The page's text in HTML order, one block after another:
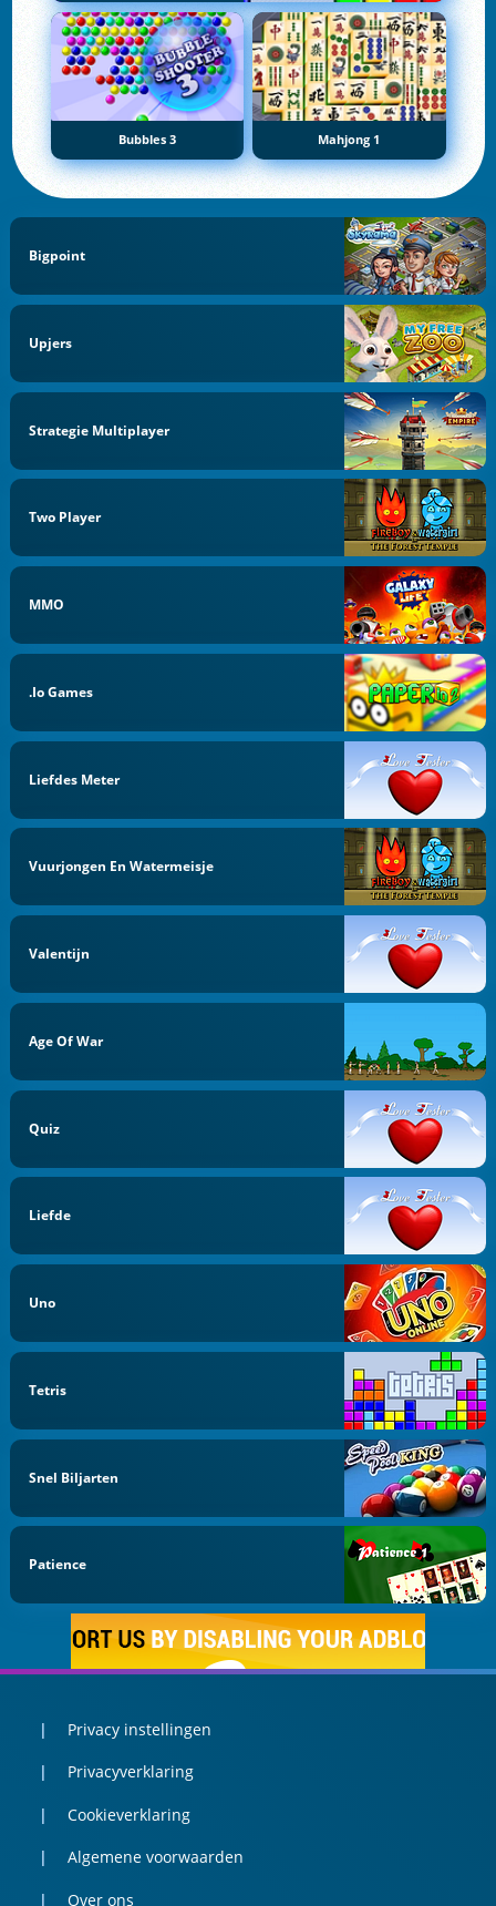
Bubbles 3 Mahjong 1
Bigpoint
Upjers
Strategie Multiplayer
Two Player
MMO
.io Games
Liefdes Meter
Vuurjongen En Watermeisje
Valentijn
Age Of War
Quiz
Liefde
Uno
Tetris
Snel Biljarten
Patience
Privacy instellingen
Privacyverklaring
Cookieverklaring
Algemene voorwaarden
Over ons